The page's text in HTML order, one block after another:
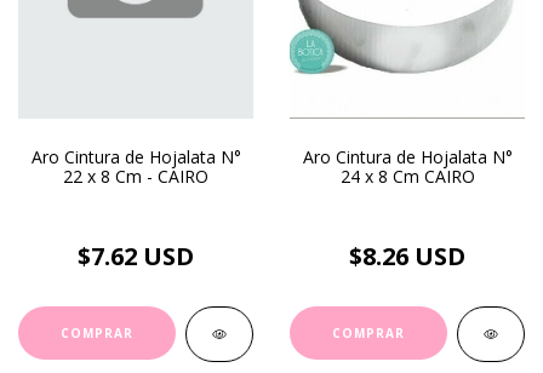
Aro Cintura de Hojalata N°
22 x 8 Cm - CAIRO
$7.62 USD
Aro Cintura de Hojalata N°
24 x 8 Cm CAIRO
$8.26 USD